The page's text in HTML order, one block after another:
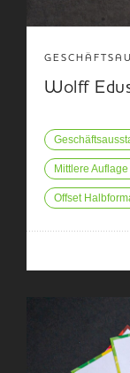
Wolff
Mittlere
Offset